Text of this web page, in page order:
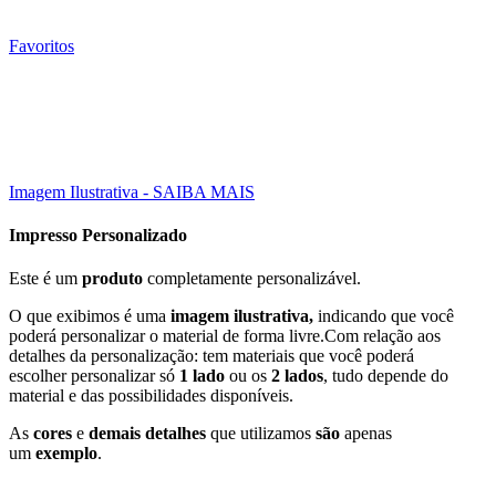
Favoritos
Imagem Ilustrativa - SAIBA MAIS
Impresso Personalizado
Este é um produto completamente personalizável.
O que exibimos é uma imagem ilustrativa, indicando que você
poderá personalizar o material de forma livre.Com relação aos
detalhes da personalização: tem materiais que você poderá
escolher personalizar só 1 lado ou os 2 lados, tudo depende do
material e das possibilidades disponíveis.
As cores e demais detalhes que utilizamos são apenas
um exemplo.